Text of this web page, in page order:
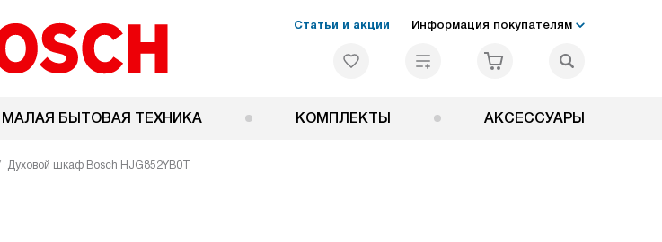
Статьи и акции Информация покупателям
МАЛАЯ БЫТОВАЯ ТЕХНИКА КОМПЛЕКТЫ АКСЕССУАРЫ
Духовой шкаф Bosch HJG852YB0T